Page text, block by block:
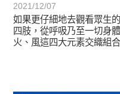
2021/12/07
如果更仔細地去觀看眾生
四肢，從呼吸乃至一切身
火、風這四大元素交織組